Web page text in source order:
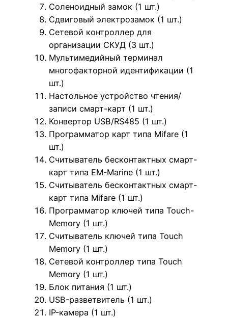
Соленоидный замок (1 шт.)
Сдвиговый электрозамок (1 шт.)
Сетевой контроллер для
организации СКУД (3 шт.)
Мультимедийный терминал
многофакторной идентификации (1
шт.)
Настольное устройство чтения/
записи смарт-карт (1 шт.)
Конвертор USB/RS485 (1 шт.)
Программатор карт типа Mifare (1
шт.)
Считыватель бесконтактных смарт-
карт типа EM-Marine (1 шт.)
Считыватель бесконтактных смарт-
карт типа Mifare (1 шт.)
Программатор ключей типа Touch-
Memory (1 шт.)
Считыватель ключей типа Touch
Memory (1 шт.)
Сетевой контроллер типа Touch
Memory (1 шт.)
Блок питания (1 шт.)
USB-разветвитель (1 шт.)
IP-камера (1 шт.)